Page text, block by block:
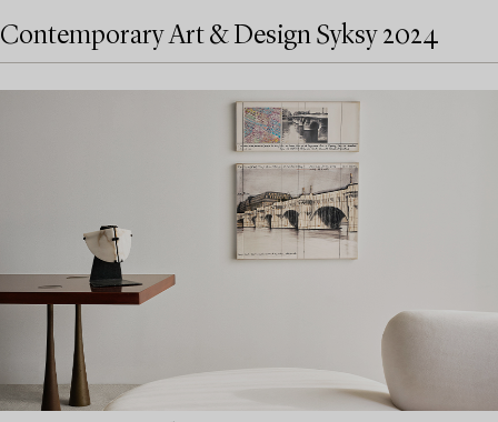
Contemporary Art & Design Syksy 2024